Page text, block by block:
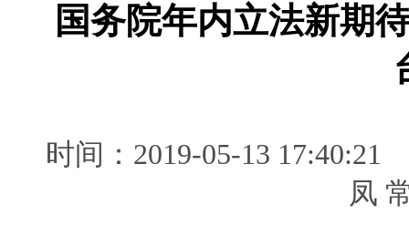
国务院年内立法新期
时间：2019-05-13
凤